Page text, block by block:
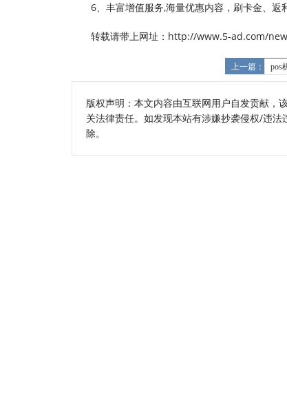
6、丰富增值服务,海量优惠内容，刷卡金、返
转载请带上网址：http://www.5-ad.com/
上一篇： pos
版权声明：本文内容由互联网用户自发贡献，
关法律责任。如发现本站有涉嫌抄袭侵权/违
除。